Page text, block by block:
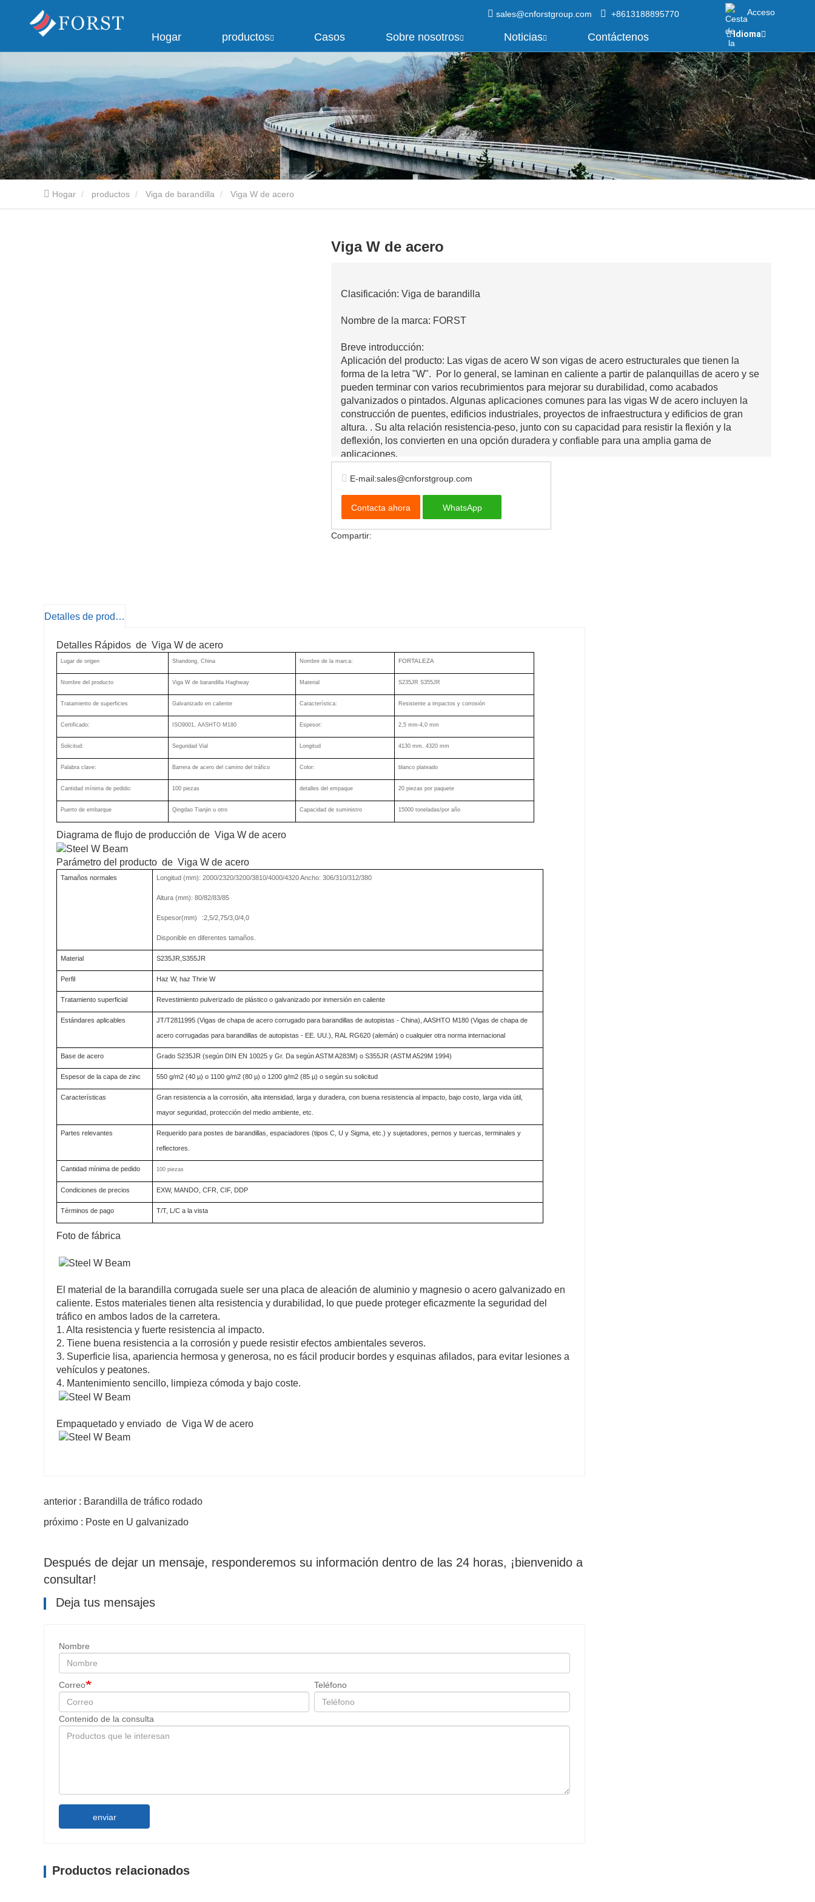
Acceso
sales@cnforstgroup.com +8613188895770
Hogar productos Casos Sobre nosotros Noticias Contáctenos Idioma
Hogar productos Viga de barandilla Viga W de acero
Viga W de acero
Clasificación: Viga de barandilla
Nombre de la marca: FORST
Breve introducción:
Aplicación del producto: Las vigas de acero W son vigas de acero estructurales que tienen la
forma de la letra "W". Por lo general, se laminan en caliente a partir de palanquillas de acero y se
pueden terminar con varios recubrimientos para mejorar su durabilidad, como acabados
galvanizados o pintados. Algunas aplicaciones comunes para las vigas W de acero incluyen la
construcción de puentes, edificios industriales, proyectos de infraestructura y edificios de gran
altura. . Su alta relación resistencia-peso, junto con su capacidad para resistir la flexión y la
deflexión, los convierten en una opción duradera y confiable para una amplia gama de
aplicaciones.
E-mail:sales@cnforstgroup.com
Contacta ahora WhatsApp
Compartir:
Detalles de producto
Detalles Rápidos de Viga W de acero
Lugar de origen Shandong, China Nombre de la marca: FORTALEZA
Nombre del producto Viga W de barandilla Haghway Material S235JR S355JR
Tratamiento de superficies Galvanizado en caliente Característica: Resistente a impactos y corrosión
Certificado: ISO9001, AASHTO M180 Espesor: 2,5 mm-4,0 mm
Solicitud: Seguridad Vial Longitud 4130 mm, 4320 mm
Palabra clave: Barrera de acero del camino del tráfico Color: blanco plateado
Cantidad mínima de pedido: 100 piezas detalles del empaque 20 piezas por paquete
Puerto de embarque Qingdao Tianjin u otro Capacidad de suministro 15000 toneladas/por año
Diagrama de flujo de producción de Viga W de acero
Parámetro del producto de Viga W de acero
Tamaños normales Longitud (mm): 2000/2320/3200/3810/4000/4320 Ancho: 306/310/312/380
Altura (mm): 80/82/83/85
Espesor(mm) :2,5/2,75/3,0/4,0
Disponible en diferentes tamaños.
Material S235JR,S355JR
Perfil Haz W, haz Thrie W
Tratamiento superficial Revestimiento pulverizado de plástico o galvanizado por inmersión en caliente
Estándares aplicables JT/T2811995 (Vigas de chapa de acero corrugado para barandillas de autopistas - China), AASHTO M180 (Vigas de chapa de
acero corrugadas para barandillas de autopistas - EE. UU.), RAL RG620 (alemán) o cualquier otra norma internacional
Base de acero Grado S235JR (según DIN EN 10025 y Gr. Da según ASTM A283M) o S355JR (ASTM A529M 1994)
Espesor de la capa de zinc 550 g/m2 (40 µ) o 1100 g/m2 (80 µ) o 1200 g/m2 (85 µ) o según su solicitud
Características Gran resistencia a la corrosión, alta intensidad, larga y duradera, con buena resistencia al impacto, bajo costo, larga vida útil,
mayor seguridad, protección del medio ambiente, etc.
Partes relevantes Requerido para postes de barandillas, espaciadores (tipos C, U y Sigma, etc.) y sujetadores, pernos y tuercas, terminales y
reflectores.
Cantidad mínima de pedido 100 piezas
Condiciones de precios EXW, MANDO, CFR, CIF, DDP
Términos de pago T/T, L/C a la vista
Foto de fábrica
El material de la barandilla corrugada suele ser una placa de aleación de aluminio y magnesio o acero galvanizado en
caliente. Estos materiales tienen alta resistencia y durabilidad, lo que puede proteger eficazmente la seguridad del
tráfico en ambos lados de la carretera.
1. Alta resistencia y fuerte resistencia al impacto.
2. Tiene buena resistencia a la corrosión y puede resistir efectos ambientales severos.
3. Superficie lisa, apariencia hermosa y generosa, no es fácil producir bordes y esquinas afilados, para evitar lesiones a
vehículos y peatones.
4. Mantenimiento sencillo, limpieza cómoda y bajo coste.
Empaquetado y enviado de Viga W de acero
anterior : Barandilla de tráfico rodado
próximo : Poste en U galvanizado
Después de dejar un mensaje, responderemos su información dentro de las 24 horas, ¡bienvenido a
consultar!
Deja tus mensajes
Nombre
Correo Teléfono
Contenido de la consulta
enviar
Productos relacionados